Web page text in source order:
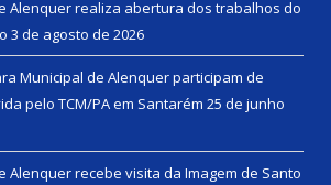
Alenquer realiza abertura dos trabalhos do
3 de agosto de 2026
Municipal de Alenquer participam de
pelo TCM/PA em Santarém 25 de junho
Alenquer recebe visita da Imagem de Santo